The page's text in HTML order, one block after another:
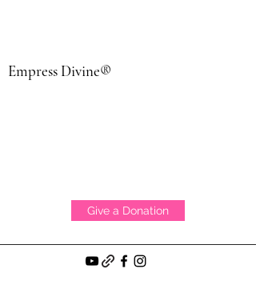
Empress Divine®
Give a Donation